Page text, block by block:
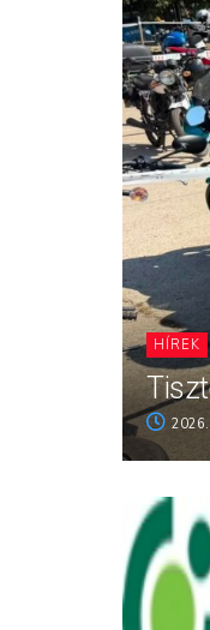
HÍREK